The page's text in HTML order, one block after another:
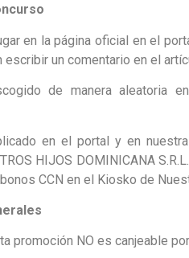
en la página oficial en el
escribir un comentario en el
de manera aleatoria
en el portal y en
HIJOS DOMINICANA
CCN en el Kiosko de
promoción NO es canjeable